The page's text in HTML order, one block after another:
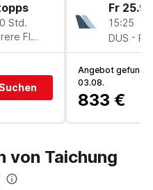
Std.
Fluglinien
Suchen
Fr 25.9.
15:25
DUS -
Angebot
03.08.
833 €
von Taichung